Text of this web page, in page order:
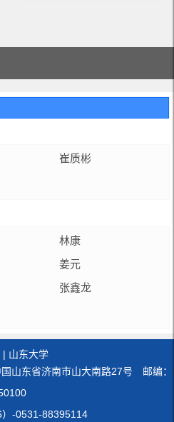
崔质彬
林康
姜元
张鑫龙
| 山东大学
东省济南市山大南路27号 邮编：
-0531-88395114